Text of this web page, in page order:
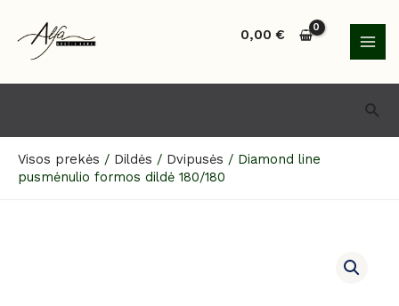
turinio
0,00€
Visos prekės / Dildės / Dvipusės / Diamond line
pusmėnulio formos dildė 180/180